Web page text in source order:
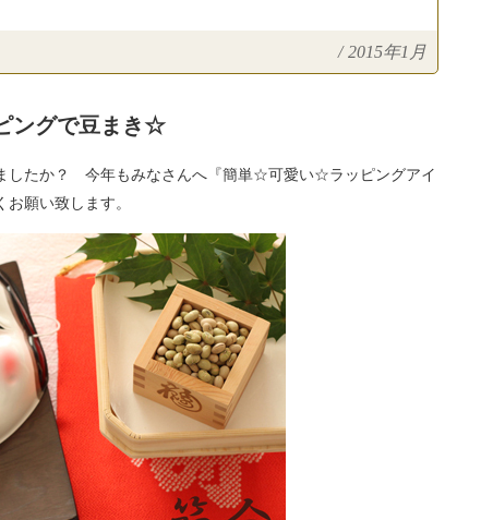
/ 2015年1月
ングで豆まき☆
したか？ 今年もみなさんへ『簡単☆可愛い☆ラッピングアイ
願い致します。